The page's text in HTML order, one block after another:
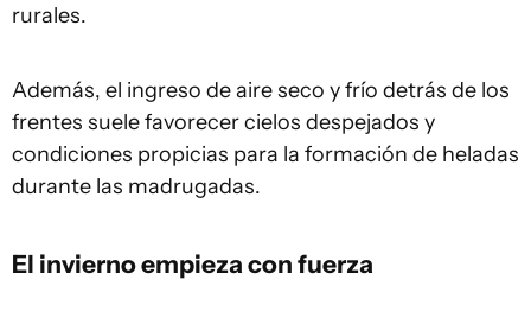
rurales.
Además, el ingreso de aire seco y frío detrás de los
frentes suele favorecer cielos despejados y
condiciones propicias para la formación de heladas
durante las madrugadas.
El invierno empieza con fuerza